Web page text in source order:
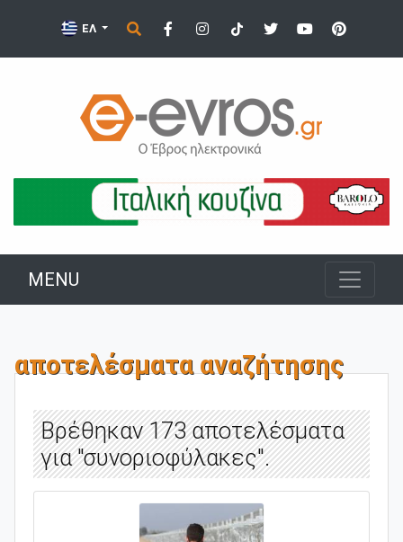
ΕΛ
MENU
αποτελέσματα αναζήτησης
Βρέθηκαν 173 αποτελέσματα
για "συνοριοφύλακες".